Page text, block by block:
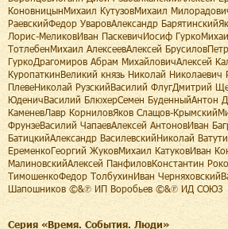
КоновницынМихаил КутузовМихаил
РаевскийФедор УваровАлександр
Лорис-МеликовИван ПаскевичИосиф
ТотлебенМихаил АлексеевАлексей
ГуркоДрагомиров Абрам МихайловичАлексей
КуропаткинВеликий князь Николай Николаевич
ПлевеНиколай РузскийВасилий ФлугДмитрий
ЮденичВасилий БлюхерСемен БуденныйАнтон
КаменевЛавр КорниловЯков Слащов-
ФрунзеВасилий ЧапаевАлексей АнтоновИван
БатицкийАлександр ВасилевскийНиколай
ЕременкоГеоргий ЖуковМихаил КатуковИван
МалиновскийАлексей ПанфиловКонстантин
ТимошенкоФедор ТолбухинИван
Шапошников ©&℗ ИП Воробьев ©&℗ ИД СОЮЗ
Cерия «Время. События. Люди»